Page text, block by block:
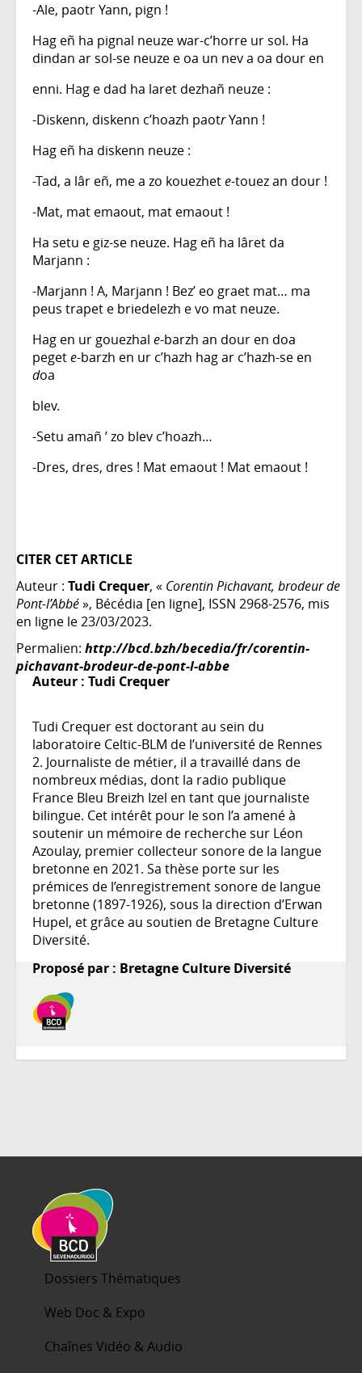
-Ale, paotr Yann, pign !
Hag eñ ha pignal neuze war-c’horre ur sol. Ha
dindan ar sol-se neuze e oa un nev a oa dour en
enni. Hag e dad ha laret dezhañ neuze :
-Diskenn, diskenn c’hoazh paotrYann !
Hag eñ ha diskenn neuze :
-Tad, a lâr eñ, me a zo kouezhete-touez an dour !
-Mat, mat emaout, mat emaout !
Ha setu e giz-se neuze. Hag eñ ha lâret da
Marjann :
-Marjann ! A, Marjann ! Bez’ eo graet mat… ma
peus trapet e briedelezh e vo mat neuze.
Hag en ur gouezhal e-barzh an dour en doa
pegete-barzh en ur c’hazh hag ar c’hazh-se en
doa
blev.
-Setu amañ ’ zo blev c’hoazh…
-Dres, dres, dres ! Mat emaout ! Mat emaout !
CITER CET ARTICLE
Auteur : Tudi Crequer, « Corentin Pichavant, brodeur de
Pont-l’Abbé», Bécédia [en ligne], ISSN 2968-2576, mis
en ligne le 23/03/2023.
Permalien: http://bcd.bzh/becedia/fr/corentin-
pichavant-brodeur-de-pont-l-abbe
Auteur : Tudi Crequer
Tudi Crequer est doctorant au sein du
laboratoire Celtic-BLM de l’université de Rennes
2. Journaliste de métier, il a travaillé dans de
nombreux médias, dont la radio publique
France Bleu Breizh Izel en tant que journaliste
bilingue. Cet intérêt pour le son l’a amené à
soutenir un mémoire de recherche sur Léon
Azoulay, premier collecteur sonore de la langue
bretonne en 2021. Sa thèse porte sur les
prémices de l’enregistrement sonore de langue
bretonne (1897-1926), sous la direction d’Erwan
Hupel, et grâce au soutien de Bretagne Culture
Diversité.
Proposé par : Bretagne Culture Diversité
Dossiers Thématiques
Web Doc & Expo
Chaînes Vidéo & Audio